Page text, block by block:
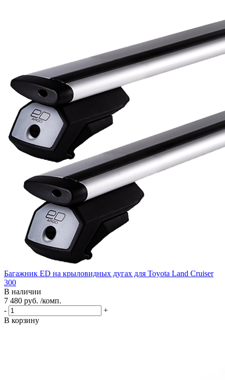
Багажник ED на крыловидных дугах для Toyota Land Cruiser
300
В наличии
7 480 руб. /комп.
-
+
В корзину